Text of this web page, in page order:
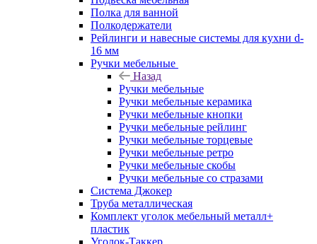
Полка для ванной
Полкодержатели
Рейлинги и навесные системы для кухни d-
16 мм
Ручки мебельные
Назад
Ручки мебельные
Ручки мебельные керамика
Ручки мебельные кнопки
Ручки мебельные рейлинг
Ручки мебельные торцевые
Ручки мебельные ретро
Ручки мебельные скобы
Ручки мебельные со стразами
Система Джокер
Труба металлическая
Комплект уголок мебельный металл+
пластик
Уголок-Таккер